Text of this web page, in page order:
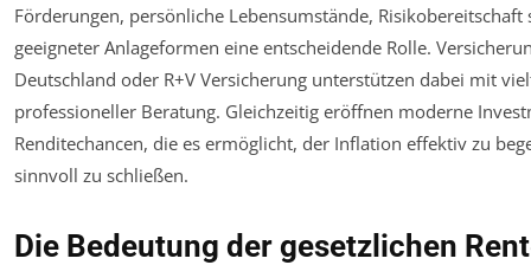
Förderungen, persönliche Lebensumstände, Risikobereitschaft
geeigneter Anlageformen eine entscheidende Rolle.
Deutschland oder R+V Versicherung unterstützen dabei mit
professioneller Beratung. Gleichzeitig eröffnen moderne
Renditechancen, die es ermöglicht, der Inflation effektiv zu
sinnvoll zu schließen.
Die Bedeutung der gesetzlichen